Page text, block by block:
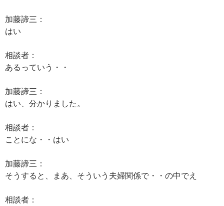
加藤諦三：
はい
相談者：
あるっていう・・
加藤諦三：
はい、分かりました。
相談者：
ことにな・・はい
加藤諦三：
そうすると、まあ、そういう夫婦関係で・・の中でえ
相談者：